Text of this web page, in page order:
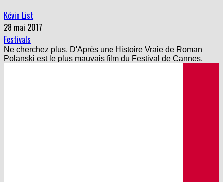
Kévin List
28 mai 2017
Festivals
Ne cherchez plus, D'Après une Histoire Vraie de Roman
Polanski est le plus mauvais film du Festival de Cannes.